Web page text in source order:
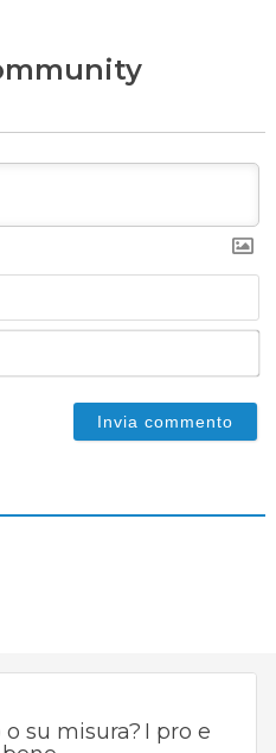
su misura? I pro e